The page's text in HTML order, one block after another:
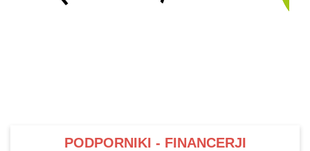
PODPORNIKI - FINANCERJI